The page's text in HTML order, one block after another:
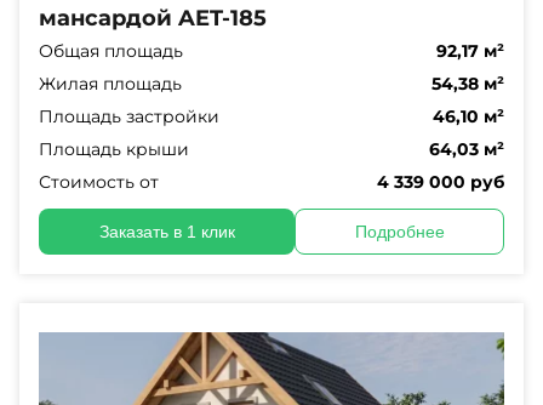
мансардой AET-185
Общая площадь
92,17 м²
Жилая площадь
54,38 м²
Площадь застройки
46,10 м²
Площадь крыши
64,03 м²
Стоимость от
4 339 000 руб
Заказать в 1 клик Подробнее